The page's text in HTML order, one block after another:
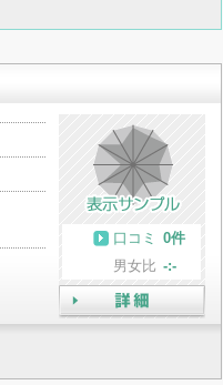
口コミ
0件
男女比 -:-
詳細